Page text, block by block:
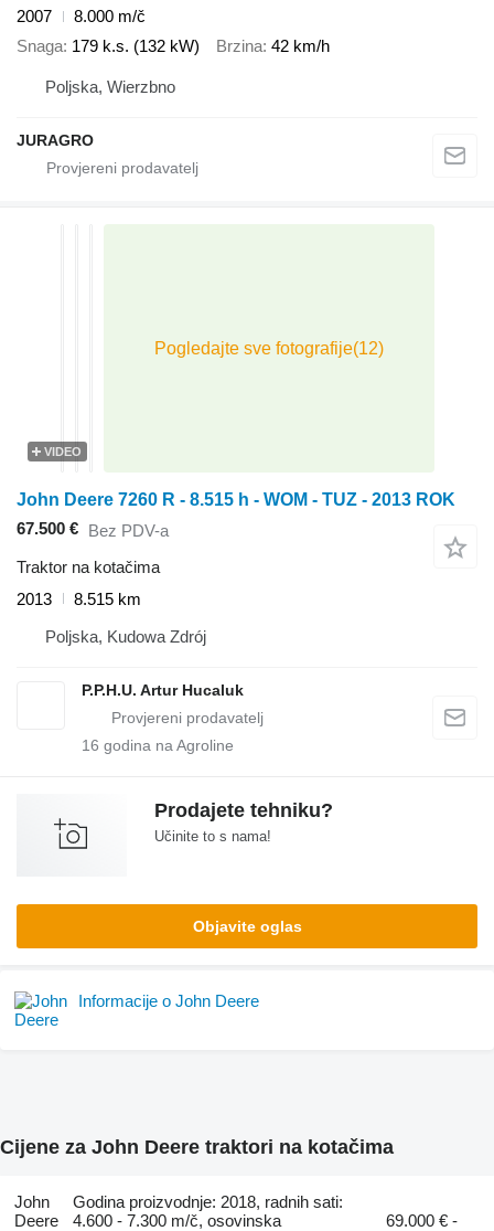
2007
8.000 m/č
Snaga 179 k.s. (132 kW) Brzina 42 km/h
Poljska, Wierzbno
JURAGRO
VIDEO
John Deere 7260 R - 8.515 h - WOM - TUZ - 2013 ROK
67.500 € Bez PDV-a
Traktor na kotačima
2013
8.515 km
Poljska, Kudowa Zdrój
P.P.H.U. Artur Hucaluk
16 godina na Agroline
Prodajete tehniku?
Učinite to s nama!
Objavite oglas
Informacije o John Deere
Cijene za John Deere traktori na kotačima
John
Deere
Godina proizvodnje: 2018, radnih sati:
4.600 - 7.300 m/č, osovinska
69.000 € -